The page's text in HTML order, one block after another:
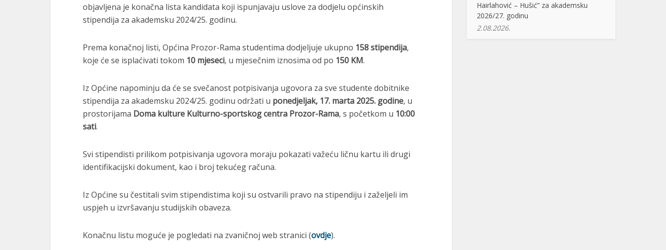
objavljena je konačna lista kandidata koji ispunjavaju uslove za dodjelu općinskih
stipendija za akademsku 2024/25. godinu.
Prema konačnoj listi, Općina Prozor-Rama studentima dodjeljuje ukupno 158 stipendija,
koje će se isplaćivati tokom 10 mjeseci, u mjesečnim iznosima od po 150 KM.
Iz Općine napominju da će se svečanost potpisivanja ugovora za sve studente dobitnike
stipendija za akademsku 2024/25. godinu održati u ponedjeljak, 17. marta 2025. godine, u
prostorijama Doma kulture Kulturno-sportskog centra Prozor-Rama, s početkom u 10:00
sati.
Svi stipendisti prilikom potpisivanja ugovora moraju pokazati važeću ličnu kartu ili drugi
identifikacijski dokument, kao i broj tekućeg računa.
Iz Općine su čestitali svim stipendistima koji su ostvarili pravo na stipendiju i zaželjeli im
uspjeh u izvršavanju studijskih obaveza.
Konačnu listu moguće je pogledati na zvaničnoj web stranici (ovdje).
Hairlahović – Hušić” za akademsku
2026/27. godinu
2.08.2026.